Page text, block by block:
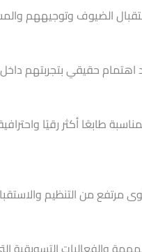
الضيوف وتوجيههم
حقيقي بتجربتهم داخل
طابعًا أكثر رقيًا
مرتفع من التنظيم